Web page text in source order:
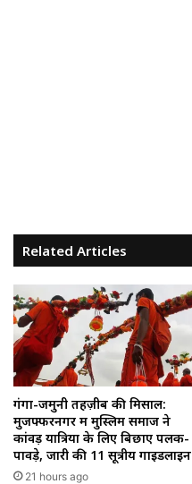
Related Articles
गंगा-जमुनी तहज़ीब की मिसाल:
मुजफ्फरनगर में मुस्लिम समाज ने
कांवड़ यात्रियों के लिए बिछाए पलक-
पावड़े, जारी की 11 सूत्रीय गाइडलाइन
21 hours ago